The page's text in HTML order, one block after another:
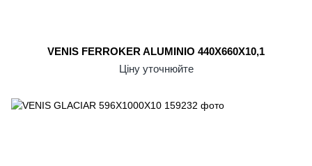
VENIS FERROKER ALUMINIO 440X660X10,1
Ціну уточнюйте